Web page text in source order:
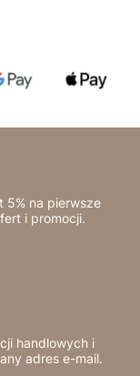
5% na pierwsze
i promocji.
handlowych i
adres e-mail.